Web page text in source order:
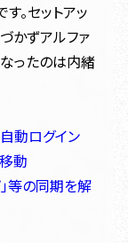
。セットアッ
かずアルファ
なったのは内緒
動ログイン
動
」等の同期を解